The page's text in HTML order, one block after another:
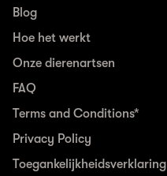
Blog
Hoe het werkt
Onze dierenartsen
FAQ
Terms and Conditions*
Privacy Policy
Toegankelijkheidsverklaring